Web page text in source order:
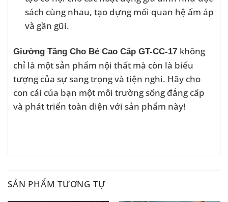
sách cùng nhau, tạo dựng mối quan hệ ấm áp
và gần gũi.
Giường Tầng Cho Bé Cao Cấp GT-CC-17 không
chỉ là một sản phẩm nội thất mà còn là biểu
tượng của sự sang trọng và tiện nghi. Hãy cho
con cái của bạn một môi trường sống đẳng cấp
và phát triển toàn diện với sản phẩm này!
SẢN PHẨM TƯƠNG TỰ